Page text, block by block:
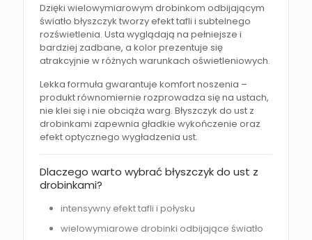
Dzięki wielowymiarowym drobinkom odbijającym
światło błyszczyk tworzy efekt tafli i subtelnego
rozświetlenia. Usta wyglądają na pełniejsze i
bardziej zadbane, a kolor prezentuje się
atrakcyjnie w różnych warunkach oświetleniowych.
Lekka formuła gwarantuje komfort noszenia –
produkt równomiernie rozprowadza się na ustach,
nie klei się i nie obciąża warg. Błyszczyk do ust z
drobinkami zapewnia gładkie wykończenie oraz
efekt optycznego wygładzenia ust.
Dlaczego warto wybrać błyszczyk do ust z
drobinkami?
intensywny efekt tafli i połysku
wielowymiarowe drobinki odbijające światło